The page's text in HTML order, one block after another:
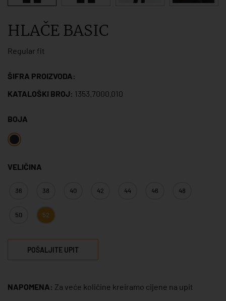
HLAČE BASIC
Regular fit
ŠIFRA PROIZVODA:
KATALOŠKI BROJ: 1353.7000.010
BOJA
VELIČINA
36 38 40 42 44 46 48
50 52
POŠALJITE UPIT
NAPOMENA: Za veće količine kreiramo cijene na upit